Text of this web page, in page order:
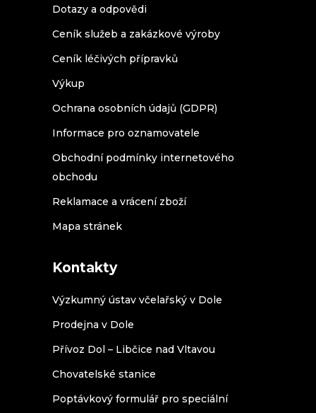
Dotazy a odpovědi
Ceník služeb a zakázkové výroby
Ceník léčivých přípravků
Výkup
Ochrana osobních údajů (GDPR)
Informace pro oznamovatele
Obchodní podmínky internetového
obchodu
Reklamace a vrácení zboží
Mapa stránek
Kontakty
Výzkumný ústav včelařský v Dole
Prodejna v Dole
Přívoz Dol – Libčice nad Vltavou
Chovatelské stanice
Poptávkový formulář pro speciální